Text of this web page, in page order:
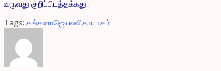
வருவது குறிப்பிடத்தக்கது .
Tags: கங்கனாஜெயலலிதாயாகம்